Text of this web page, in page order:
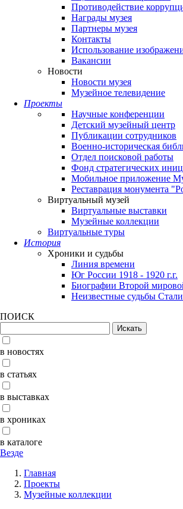
Противодействие
Награды музея
Партнеры музея
Контакты
Использование
Вакансии
Новости
Новости музея
Музейное телевидение
Проекты
Научные конференции
Детский музейный центр
Публикации сотрудников
Военно-историческая
Отдел поисковой работы
Фонд стратегических
Мобильное приложение
Реставрация монумента
Виртуальный музей
Виртуальные выставки
Музейные коллекции
Виртуальные туры
История
Хроники и судьбы
Линия времени
Юг России 1918 - 1920 г.г.
Биографии Второй
Неизвестные судьбы
ПОИСК
в новостях
в статьях
в выставках
в хрониках
в каталоге
Везде
Главная
Проекты
Музейные коллекции